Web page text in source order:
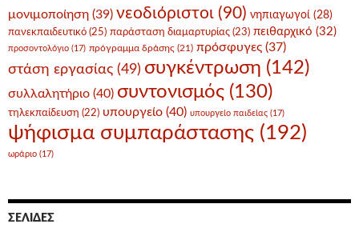
μονιμοποίηση (39) νεοδιόριστοι (90) νηπιαγωγοί (28)
πανεκπαιδευτικό (25) παράσταση διαμαρτυρίας (23) πειθαρχικό (32)
προσοντολόγιο (17) πρόγραμμα δράσης (21) πρόσφυγες (37)
στάση εργασίας (49) συγκέντρωση (142)
συλλαλητήριο (40) συντονισμός (130)
τηλεκπαίδευση (22) υπουργείο (40) υπουργείο παιδείας (17)
ψήφισμα συμπαράστασης (192)
ωράριο (17)
ΣΕΛΊΔΕΣ